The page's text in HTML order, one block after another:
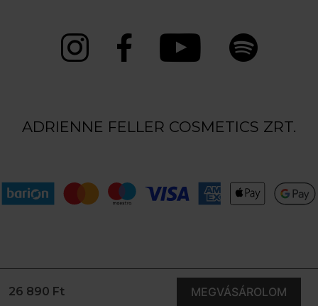
ADRIENNE FELLER COSMETICS ZRT.
26 890 Ft MEGVÁSÁROLOM